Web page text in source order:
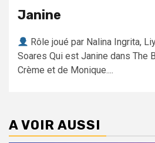
Janine
Rôle joué par Nalina Ingrita,
Soares Qui est Janine dans The
Crème et de Monique....
A VOIR AUSSI